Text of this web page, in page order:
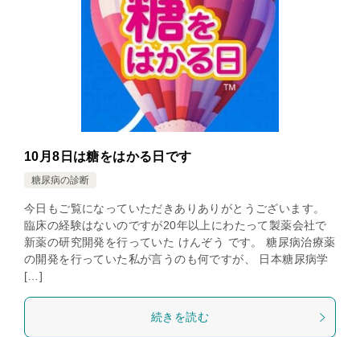
10月8日は糖をはかる日です
糖尿病の診断
今日もご覧になっていただきありありがとうございます。
臨床の経験はないのですが20年以上にわたって製薬会社で
新薬の研究開発を行っていた けんぞう です。 糖尿病治療薬
の開発を行っていた私が言うのも何ですが、 日本糖尿病学
[…]
続きを読む